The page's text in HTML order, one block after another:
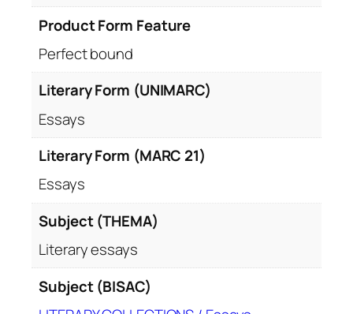
Product Form Feature
Perfect bound
Literary Form (UNIMARC)
Essays
Literary Form (MARC 21)
Essays
Subject (THEMA)
Literary essays
Subject (BISAC)